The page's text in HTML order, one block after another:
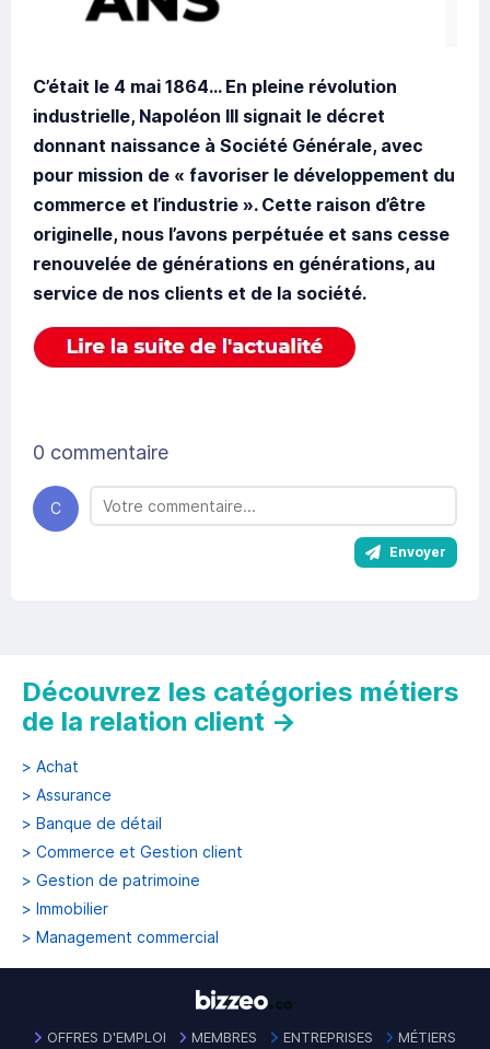
C’était le 4 mai 1864... En pleine révolution
industrielle, Napoléon III signait le décret
donnant naissance à Société Générale, avec
pour mission de « favoriser le développement du
commerce et l’industrie ». Cette raison d’être
originelle, nous l’avons perpétuée et sans cesse
renouvelée de générations en générations, au
service de nos clients et de la société.
0 commentaire
C
Envoyer
Découvrez les catégories métiers
de la relation client →
> Achat
> Assurance
> Banque de détail
> Commerce et Gestion client
> Gestion de patrimoine
> Immobilier
> Management commercial
OFFRES D'EMPLOI MEMBRES ENTREPRISES MÉTIERS